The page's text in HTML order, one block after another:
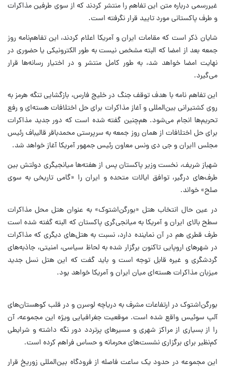
غیررسمی درباره متن این تفاهم را منتشر کردند که از سوی طرفین مذاکرات
و طرف پاکستانی مورد تایید قرار نگرفته است.
شایان ذکر است که مقامات ایران و آمریکا اعلام کردند، این تفاهم‌نامه روز
جمعه بعد از امضا که البته مشخص نیست به طور الکترونیکی یا حضوری در
نهایت امضا خواهد شد، به طور کامل منتشر و در اختیار رسانه‌ها قرار
می‌گیرد.
این تفاهم نامه با هدف توقف جنگ در خلیج فارس، بازگشایی تنگه هرمز به
روی کشتیرانی بین‌المللی و آغاز مذاکرات برای حل اختلافات هسته‌ای و رفع
تحریم‌ها انجام می‌شود. هم‌چنین گفته شده است که دور جدید مذاکرات
برای حل اختلافات از همان روز جمعه به سرپرستی محمدباقر قالیباف رئیس
مجلس اایران و جی دی ونس معاون رئیس جمهور آمریکا آغاز خواهد شد.
شهباز شریف، نخست وزیر پاکستان پس از هفته‌ها میانجیگری دولتش بین
طرف‌های درگیر، توافق ایالات متحده و ایران را «گامی تاریخی به سوی
صلح» خواند.
در عین حال انتخاب هتل «بورگن‌اشتوک» به عنوان هتل محل مذاکرات
سطح بالای ایران و آمریکا به میانجی‌گری پاکستان که البته گفته شده است
طرف قطری هم در آن نماینده‌ دارد، نسبت به هتل‌های دیگری که مذاکرات
در شهرهای اروپایی تاکنون برگزار شده به لحاظ سیاسی، امنیتی، جاذبه‌های
گردشگری و غیره قابل توجه است و باید گفت که این هتل نسل جدید
میزبان مذاکرات هسته‌ای میان ایران و آمریکا خواهد بود.
بورگن‌اشتوک در ارتفاعات مشرف به دریاچه لوسرن و در قلب کوهستان‌های
آلپ سوئیس واقع شده است. موقعیت جغرافیایی ویژه این مجموعه، آن
را از بسیاری از مراکز شهری و مسیرهای پرتردد دور نگه داشته و شرایطی
کم‌نظیر برای برگزاری نشست‌های محرمانه و حساس فراهم کرده است.
این مجموعه در حدود یک ساعت فاصله از فرودگاه بین‌المللی زوریخ قرار